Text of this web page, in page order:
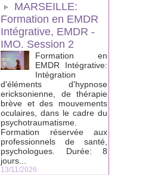
MARSEILLE:
Formation en EMDR
Intégrative, EMDR -
IMO. Session 2
Formation en
EMDR Intégrative:
Intégration
d'éléments d'hypnose
ericksonienne, de thérapie
brève et des mouvements
oculaires, dans le cadre du
psychotraumatisme.
Formation réservée aux
professionnels de santé,
psychologues. Durée: 8
jours...
13/11/2026